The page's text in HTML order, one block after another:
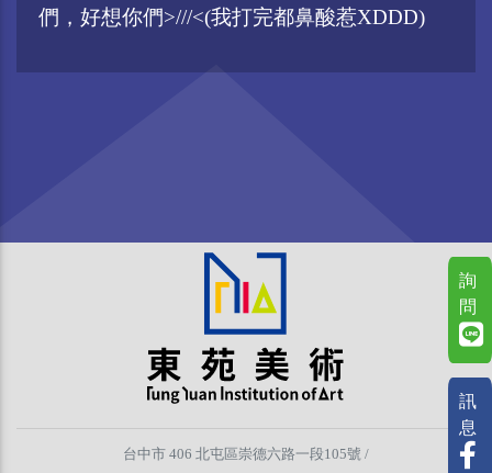
們，好想你們>///<(我打完都鼻酸惹XDDD)
詢
問
訊
息
台中市 406 北屯區崇德六路一段105號 /